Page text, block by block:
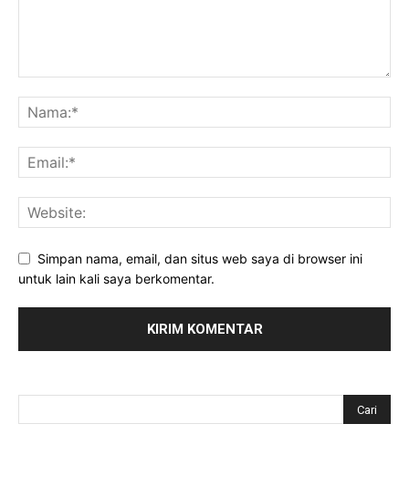
Simpan nama, email, dan situs web saya di browser ini
untuk lain kali saya berkomentar.